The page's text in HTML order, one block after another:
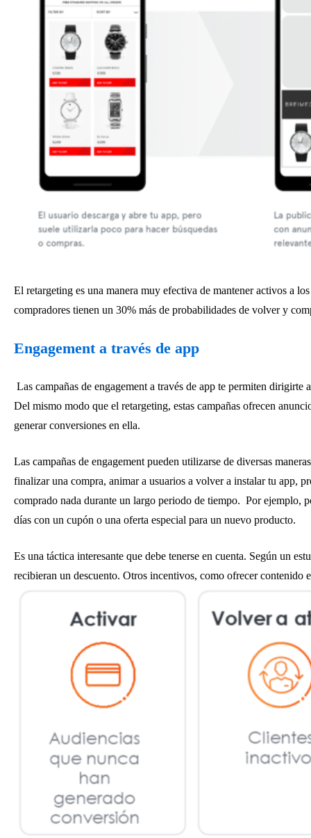
El retargeting es una manera muy efectiva de mantener activos a
compradores tienen un 30% más de probabilidades de volver y
Engagement a través de app
Las campañas de engagement a través de app te permiten
Del mismo modo que el retargeting, estas campañas ofrecen
generar conversiones en ella.
Las campañas de engagement pueden utilizarse de diversas
finalizar una compra, animar a usuarios a volver a instalar tu app,
comprado nada durante un largo periodo de tiempo. Por ejemplo,
días con un cupón o una oferta especial para un nuevo producto.
Es una táctica interesante que debe tenerse en cuenta. Según un
recibieran un descuento. Otros incentivos, como ofrecer contenido